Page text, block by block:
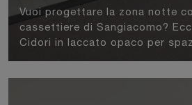
Vuoi progettare la zona notte
cassettiere di Sangiacomo?
Cidori in laccato opaco per